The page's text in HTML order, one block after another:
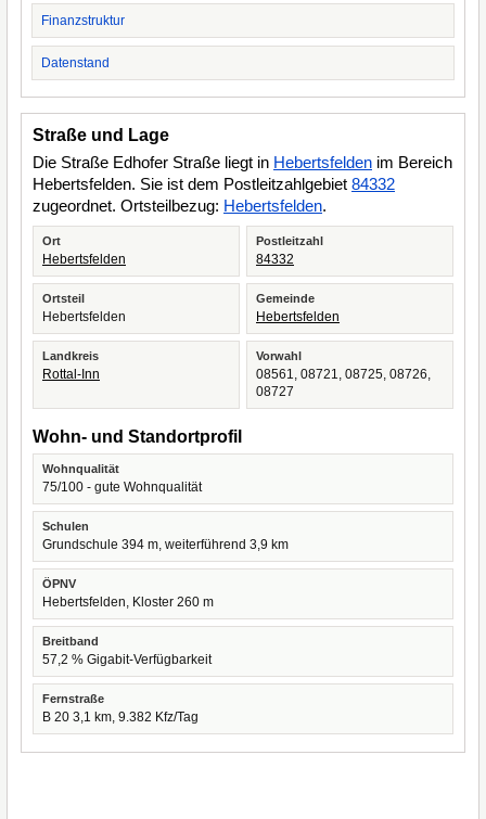
Finanzstruktur
Datenstand
Straße und Lage
Die Straße Edhofer Straße liegt in Hebertsfelden im Bereich
Hebertsfelden. Sie ist dem Postleitzahlgebiet 84332
zugeordnet. Ortsteilbezug: Hebertsfelden.
Ort
Hebertsfelden
Postleitzahl
84332
Ortsteil
Hebertsfelden
Gemeinde
Hebertsfelden
Landkreis
Rottal-Inn
Vorwahl
08561, 08721, 08725, 08726,
08727
Wohn- und Standortprofil
Wohnqualität
75/100 - gute Wohnqualität
Schulen
Grundschule 394 m, weiterführend 3,9 km
ÖPNV
Hebertsfelden, Kloster 260 m
Breitband
57,2 % Gigabit-Verfügbarkeit
Fernstraße
B 20 3,1 km, 9.382 Kfz/Tag